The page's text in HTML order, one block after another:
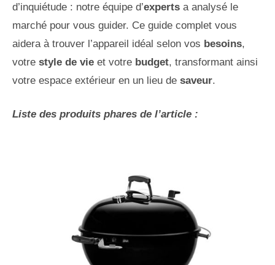
d’inquiétude : notre équipe d’experts a analysé le
marché pour vous guider. Ce guide complet vous
aidera à trouver l’appareil idéal selon vos besoins,
votre style de vie et votre budget, transformant ainsi
votre espace extérieur en un lieu de saveur.
Liste des produits phares de l’article :